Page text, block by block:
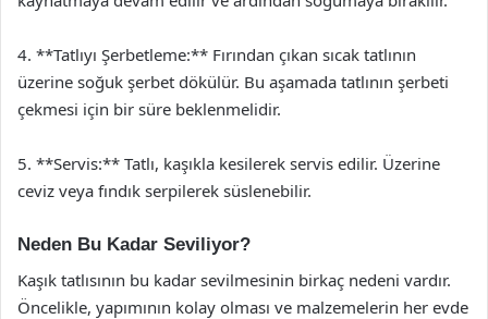
4. **Tatlıyı Şerbetleme:** Fırından çıkan sıcak tatlının
üzerine soğuk şerbet dökülür. Bu aşamada tatlının şerbeti
çekmesi için bir süre beklenmelidir.
5. **Servis:** Tatlı, kaşıkla kesilerek servis edilir. Üzerine
ceviz veya fındık serpilerek süslenebilir.
Neden Bu Kadar Seviliyor?
Kaşık tatlısının bu kadar sevilmesinin birkaç nedeni vardır.
Öncelikle, yapımının kolay olması ve malzemelerin her evde